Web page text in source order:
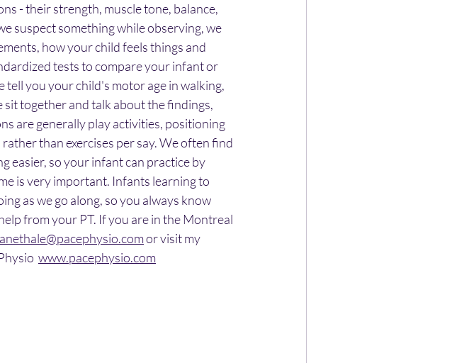
- their strength, muscle tone, balance,
suspect something while observing, we
how your child feels things and
tests to compare your infant or
you your child's motor age in walking,
sit together and talk about the findings,
are generally play activities, positioning
than exercises per say. We often find
easier, so your infant can practice by
is very important. Infants learning to
as we go along, so you always know
from your PT. If you are in the Montreal
or visit my
www.pacephysio.com